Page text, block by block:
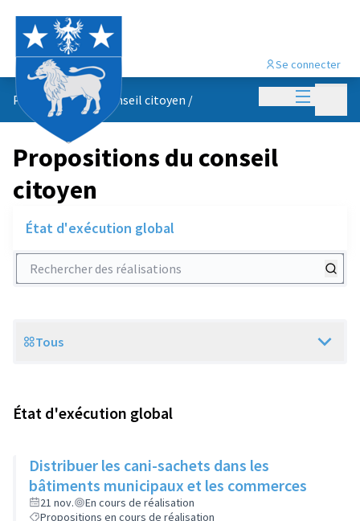
Menu
Se connecter
Propositions du conseil citoyen /
Propositions du conseil
citoyen
État d'exécution global
Rechercher des réalisations
Scope
Tous
État d'exécution global
Distribuer les cani-sachets dans les
bâtiments municipaux et les commerces
21 nov.
En cours de réalisation
Propositions en cours de réalisation